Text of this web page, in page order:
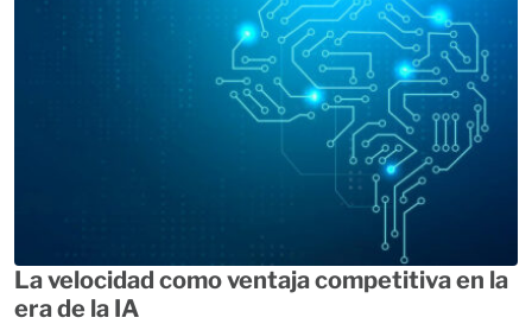
La velocidad como ventaja competitiva en la
era de la IA